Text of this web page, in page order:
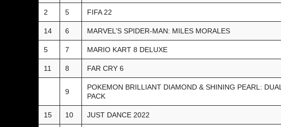
2 5 FIFA 22
14 6 MARVEL’S SPIDER-MAN: MILES MORALES
5 7 MARIO KART 8 DELUXE
11 8 FAR CRY 6
9
POKEMON BRILLIANT DIAMOND & SHINING PEARL: DUAL
PACK
15 10 JUST DANCE 2022